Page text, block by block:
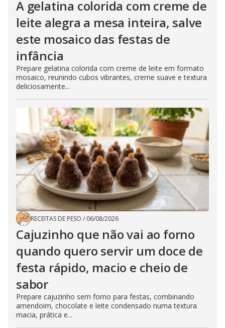
A gelatina colorida com creme de
leite alegra a mesa inteira, salve
este mosaico das festas de
infância
Prepare gelatina colorida com creme de leite em formato
mosaico, reunindo cubos vibrantes, creme suave e textura
deliciosamente...
RECEITAS DE PESO / 06/08/2026
Cajuzinho que não vai ao forno
quando quero servir um doce de
festa rápido, macio e cheio de
sabor
Prepare cajuzinho sem forno para festas, combinando
amendoim, chocolate e leite condensado numa textura
macia, prática e...